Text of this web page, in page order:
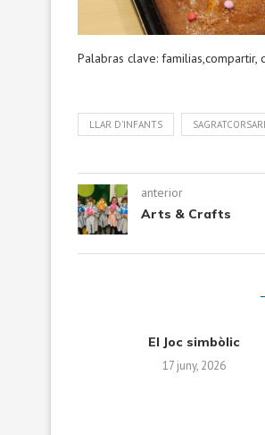
Palabras clave: familias,compartir,
LLAR D'INFANTS
anterior
Arts & Crafts